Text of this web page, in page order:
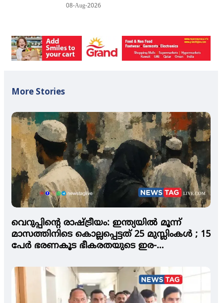
08-Aug-2026
More Stories
വെറുപ്പിന്റെ രാഷ്ട്രീയം: ഇന്ത്യയില്‍ മൂന്ന്
മാസത്തിനിടെ കൊല്ലപ്പെട്ടത് 25 മുസ്ലിംകള്‍ ; 15
പേര്‍ ഭരണകൂട ഭീകരതയുടെ ഇര-